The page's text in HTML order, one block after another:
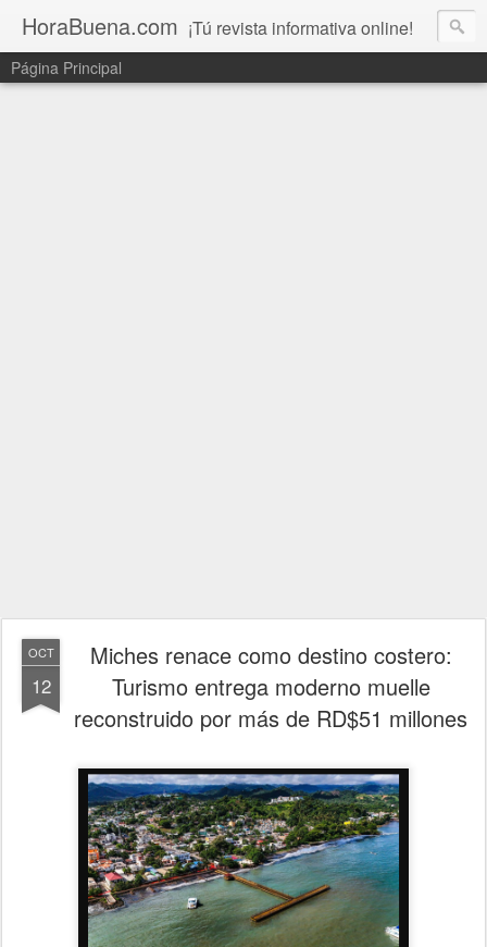
HoraBuena.com ¡Tú revista informativa online!
Página Principal
OCT
12
Miches renace como destino costero:
Turismo entrega moderno muelle
reconstruido por más de RD$51 millones